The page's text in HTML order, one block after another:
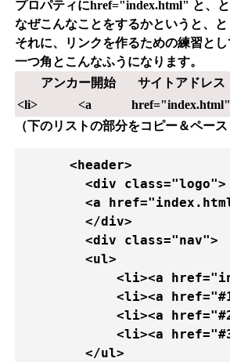
プロパティにhref="index.html" と、
なぜこんなことをするかというと、
それに、リンクを作るための練習とし
一つ角とこんなふうになります。
アンカー開始
サイトアドレス
<li>
<a href="index.html"
（下のリストの部分をコピー＆ペー
      <header>
        <div class="logo">
<a
        </div>
        <div class="nav">
        <ul>
<li><a
<li><a
<li><a
<li><a
        </ul>